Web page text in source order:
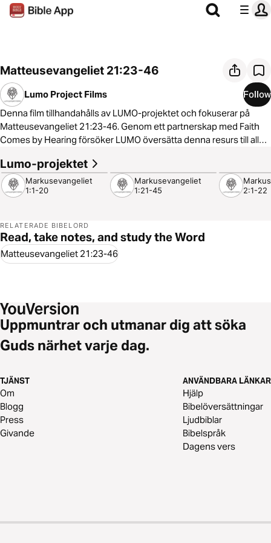
Matteusevangeliet 21:23-46
Lumo Project Films
Follow
Denna film tillhandahålls av LUMO-projektet och fokuserar på
Matteusevangeliet 21:23-46. Genom ett partnerskap med Faith
Comes by Hearing försöker LUMO översätta denna resurs till alla
evangeliet. För att lära dig mer om partnerskapet i att göra denna
otroliga resurs tillgänglig på alla språk
besök:https://www.faithcomesbyhearing.com/what-we-
Lumo-projektet
4:43
Markusevangeliet
1:1-20
Markusevangeliet
1:21-45
2:1-22
RELATERADE BIBELORD
Read, take notes, and study the Word
Matteusevangeliet 21:23-46
Uppmuntrar och utmanar dig att söka
Guds närhet varje dag.
TJÄNST
Om
Blogg
Press
Givande
ANVÄNDBARA LÄNKAR
Hjälp
Bibelöversättningar
Ljudbiblar
Bibelspråk
Dagens vers